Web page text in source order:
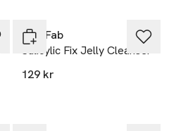
Nip+Fab
Salicylic Fix Jelly Cleanser
129 kr